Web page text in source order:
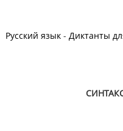
Русский язык - Диктанты